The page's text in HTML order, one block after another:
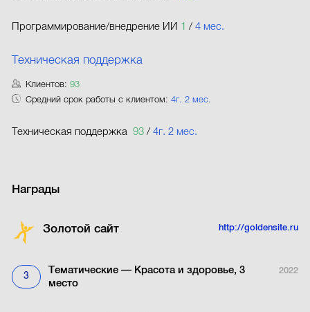
Программирование/внедрение ИИ 1 /4 мес.
Техническая поддержка
Клиентов:93
Средний срок работы с клиентом:4г. 2 мес.
Техническая поддержка 93 /4г. 2 мес.
Награды
Золотой сайт http://goldensite.ru
3
Тематические — Красота и здоровье, 3
место
2022